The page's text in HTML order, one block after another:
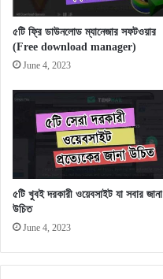
৫টি ফ্রি ডাউনলোড ম্যানেজার সফটওয়ার
(Free download manager)
June 4, 2023
৫টি খুবই দরকারী ওয়েবসাইট যা সবার জানা
উচিত
June 4, 2023